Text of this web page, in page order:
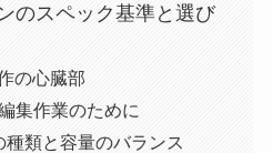
のスペック基準と選び
の心臓部
集作業のために
種類と容量のバランス